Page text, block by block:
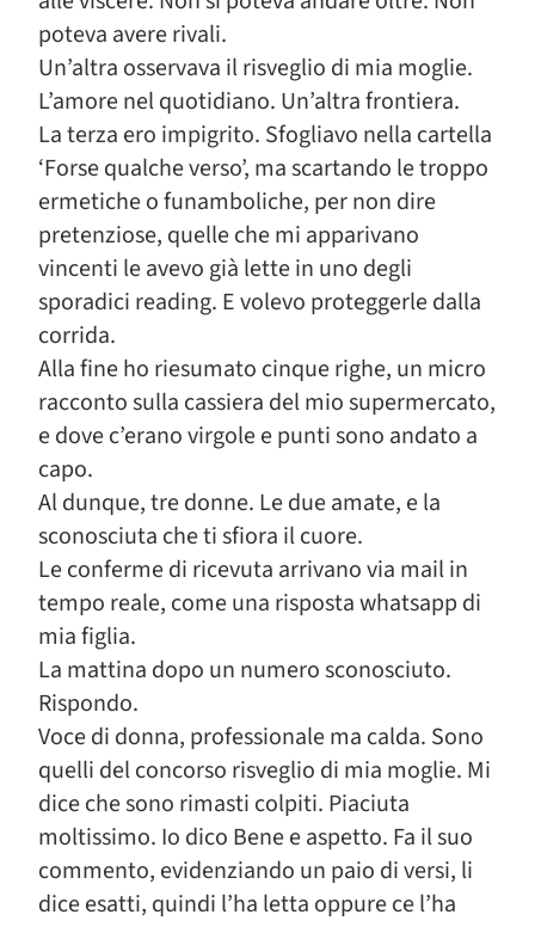
poteva avere rivali.
Un’altra osservava il risveglio di mia moglie.
L’amore nel quotidiano. Un’altra frontiera.
La terza ero impigrito. Sfogliavo nella cartella
‘Forse qualche verso’, ma scartando le troppo
ermetiche o funamboliche, per non dire
pretenziose, quelle che mi apparivano
vincenti le avevo già lette in uno degli
sporadici reading. E volevo proteggerle dalla
corrida.
Alla fine ho riesumato cinque righe, un micro
racconto sulla cassiera del mio supermercato,
e dove c’erano virgole e punti sono andato a
capo.
Al dunque, tre donne. Le due amate, e la
sconosciuta che ti sfiora il cuore.
Le conferme di ricevuta arrivano via mail in
tempo reale, come una risposta whatsapp di
mia figlia.
La mattina dopo un numero sconosciuto.
Rispondo.
Voce di donna, professionale ma calda. Sono
quelli del concorso risveglio di mia moglie. Mi
dice che sono rimasti colpiti. Piaciuta
moltissimo. Io dico Bene e aspetto. Fa il suo
commento, evidenziando un paio di versi, li
dice esatti, quindi l’ha letta oppure ce l’ha